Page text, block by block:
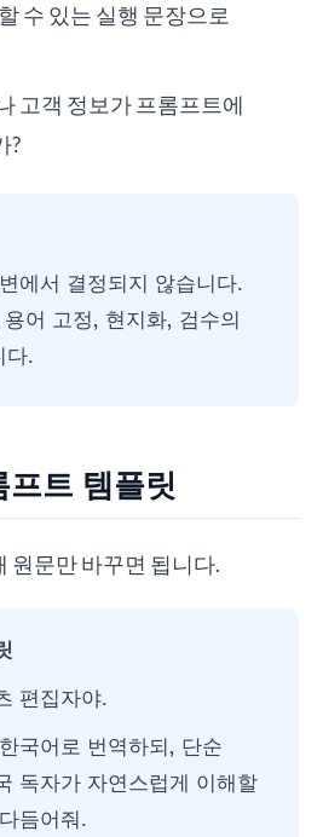
수 있는 실행 문장으로
고객 정보가 프롬프트에
?
에서 결정되지 않습니다.
어 고정, 현지화, 검수의
다.
트 템플릿
원문만 바꾸면 됩니다.
편집자야.
국어로 번역하되, 단순
독자가 자연스럽게 이해할
듬어줘.